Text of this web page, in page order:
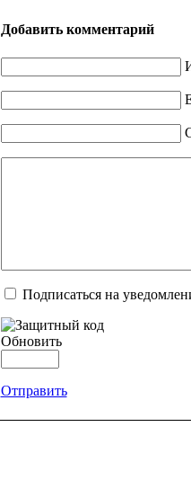
Добавить комментарий
Подписаться на
Обновить
Отправить